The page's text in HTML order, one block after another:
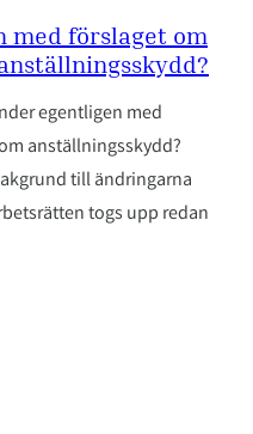
med förslaget om
egentligen med
anställningsskydd?
till ändringarna
togs upp redan